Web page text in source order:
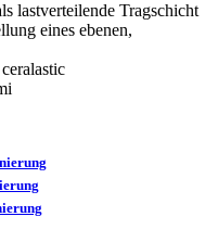
lastverteilende Tragschicht
eines ebenen,